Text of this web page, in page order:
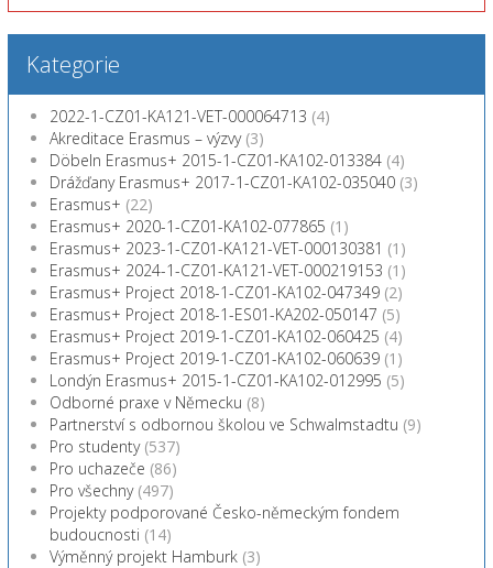
Kategorie
2022-1-CZ01-KA121-VET-000064713 (4)
Akreditace Erasmus – výzvy(3)
Döbeln Erasmus+ 2015-1-CZ01-KA102-013384 (4)
Drážďany Erasmus+ 2017-1-CZ01-KA102-035040 (3)
Erasmus+ (22)
Erasmus+ 2020-1-CZ01-KA102-077865 (1)
Erasmus+ 2023-1-CZ01-KA121-VET-000130381 (1)
Erasmus+ 2024-1-CZ01-KA121-VET-000219153 (1)
Erasmus+ Project 2018-1-CZ01-KA102-047349 (2)
Erasmus+ Project 2018-1-ES01-KA202-050147 (5)
Erasmus+ Project 2019-1-CZ01-KA102-060425 (4)
Erasmus+ Project 2019-1-CZ01-KA102-060639 (1)
Londýn Erasmus+ 2015-1-CZ01-KA102-012995 (5)
Odborné praxe v Německu (8)
Partnerství s odbornou školou ve Schwalmstadtu (9)
Pro studenty(537)
Pro uchazeče (86)
Pro všechny(497)
Projekty podporované Česko-německým fondem
budoucnosti (14)
Výměnný projekt Hamburk (3)